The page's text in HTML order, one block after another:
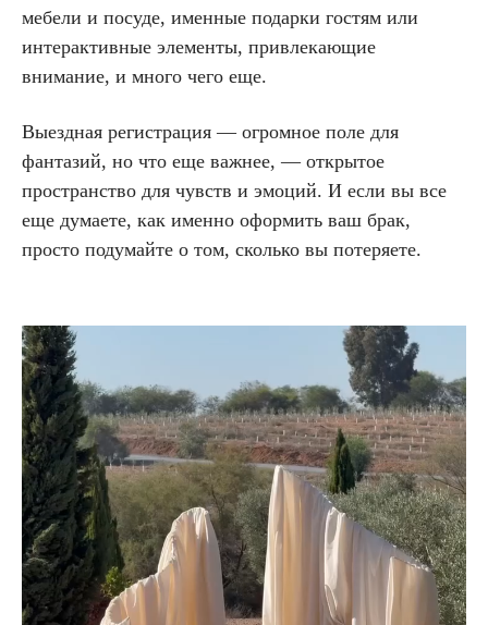
мебели и посуде, именные подарки гостям или
интерактивные элементы, привлекающие
внимание, и много чего еще.
Выездная регистрация — огромное поле для
фантазий, но что еще важнее, — открытое
пространство для чувств и эмоций. И если вы все
еще думаете, как именно оформить ваш брак,
просто подумайте о том, сколько вы потеряете.